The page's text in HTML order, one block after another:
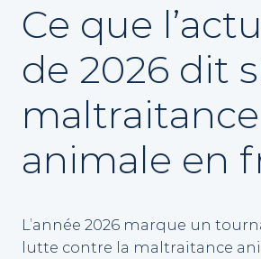
Ce que
de 2026 dit
maltraitance
animale en
L’année 2026 marque un
lutte contre la maltraitance